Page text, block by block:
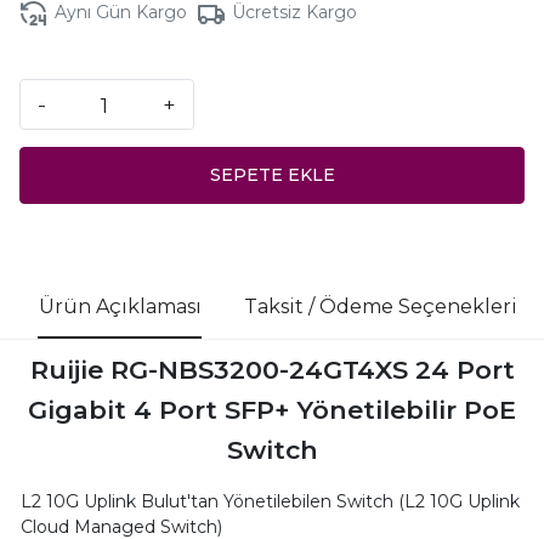
Aynı Gün Kargo Ücretsiz Kargo
- +
SEPETE EKLE
Ürün Açıklaması Taksit / Ödeme Seçenekleri
Ruijie RG-NBS3200-24GT4XS 24 Port
Gigabit 4 Port SFP+ Yönetilebilir PoE
Switch
L2 10G Uplink Bulut'tan Yönetilebilen Switch (L2 10G Uplink
Cloud Managed Switch)